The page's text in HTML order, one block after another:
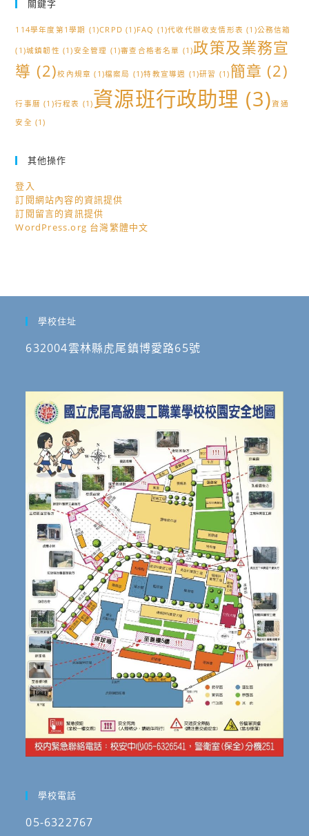
關鍵字
114學年度第1學期 (1)CRPD (1)FAQ (1)代收代辦收支情形表 (1)公務信箱
(1)城鎮韌性 (1)安全管理 (1)審查合格者名單 (1)政策及業務宣
導 (2)校內規章 (1)檔案局 (1)特教宣導週 (1)研習 (1) 簡章 (2)
行事曆 (1)行程表 (1)資源班行政助理 (3)資通
安全 (1)
其他操作
登入
訂閱網站內容的資訊提供
訂閱留言的資訊提供
WordPress.org 台灣繁體中文
學校住址
632004雲林縣虎尾鎮博愛路65號
學校電話
05-6322767